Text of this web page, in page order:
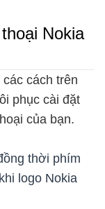
Nokia
cách trên
phục cài đặt
của bạn.
thời phím
logo Nokia